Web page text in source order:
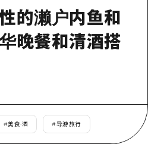
摘要
周游券
线上网
的濑户内鱼和
晚餐和清酒搭
#美食·酒 #导游旅行